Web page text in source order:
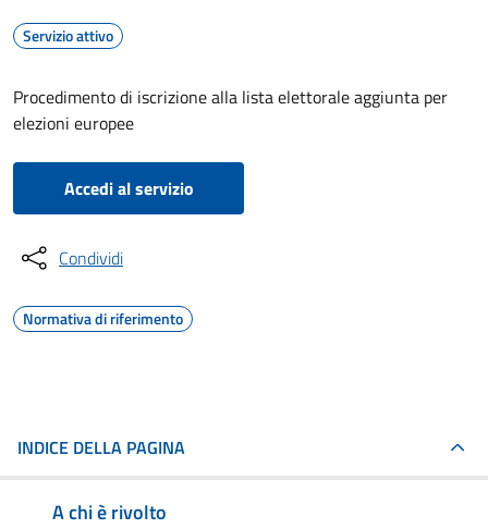
Servizio attivo
Procedimento di iscrizione alla lista elettorale aggiunta per
elezioni europee
Accedi al servizio
Condividi
Normativa di riferimento
INDICE DELLA PAGINA
A chi è rivolto